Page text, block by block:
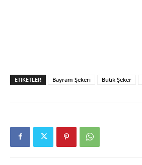
ETIKETLER Bayram Şekeri Butik Şeker